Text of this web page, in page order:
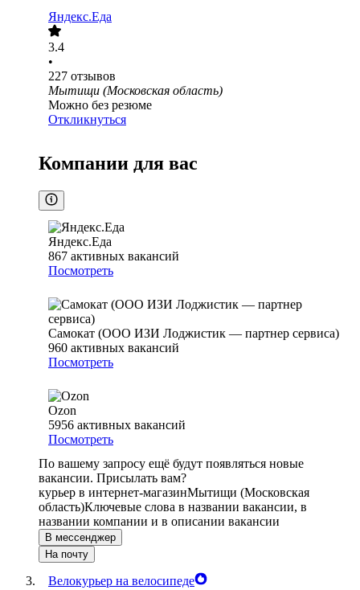
Яндекс.Еда
3.4
•
227 отзывов
Мытищи (Московская область)
Можно без резюме
Откликнуться
Компании для вас
Яндекс.Еда
867 активных вакансий
Посмотреть
Самокат (ООО ИЗИ Лоджистик — партнер сервиса)
960 активных вакансий
Посмотреть
Ozon
5956 активных вакансий
Посмотреть
По вашему запросу ещё будут появляться новые
вакансии. Присылать вам?
курьер в интернет-магазинМытищи (Московская
область)Ключевые слова в названии вакансии, в
названии компании и в описании вакансии
В мессенджер
На почту
Велокурьер на велосипеде